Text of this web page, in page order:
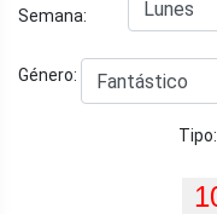
Semana:
Género:
Tipo: